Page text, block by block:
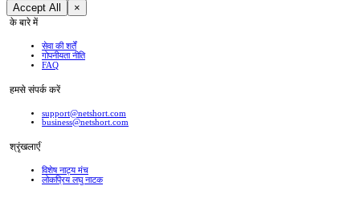
Accept All ×
के बारे में
सेवा की शर्तें
गोपनीयता नीति
FAQ
हमसे संपर्क करें
support@netshort.com
business@netshort.com
श्रृंखलाएँ
विशेष नाट्य मंच
लोकप्रिय लघु नाटक